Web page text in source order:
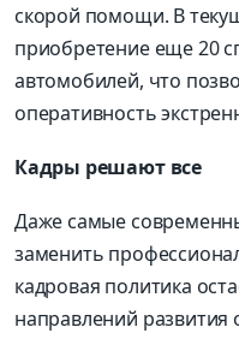
скорой помощи. В
приобретение еще 20
автомобилей, что
оперативность
Кадры решают все
Даже самые
заменить
кадровая политика
направлений развития